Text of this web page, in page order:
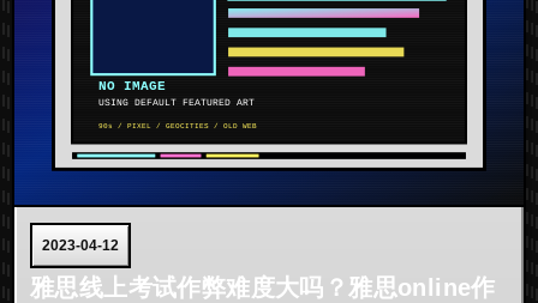
2023-04-12
雅思线上考试作弊难度大吗？雅思online作